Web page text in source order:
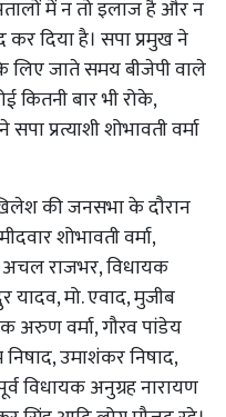
में न तो इलाज है और न
कर दिया है। सपा प्रमुख ने
लिए जाते समय बीजेपी वाले
बार भी रोके,
प्रत्याशी शोभावती वर्मा
की जनसभा के दौरान
शोभावती वर्मा,
अचल राजभर, विधायक
यादव, मो. एवाद, मुजीब
अरुण वर्मा, गौरव पांडेय
उमाशंकर निषाद,
विधायक अनुग्रह नारायण